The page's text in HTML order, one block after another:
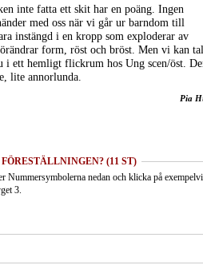
inte fatta ett skit har en poäng. Ingen
med oss när vi går ur barndom till
instängd i en kropp som exploderar av
form, röst och bröst. Men vi kan
i ett hemligt flickrum hos Ung scen/öst.
lite annorlunda.
Pia
(11 ST)
Nummersymbolerna nedan och klicka på
3.